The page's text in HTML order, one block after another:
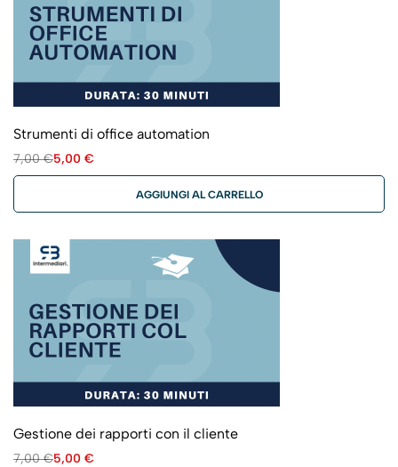
Strumenti di office automation
7,00€5,00 €
AGGIUNGI AL CARRELLO
Gestione dei rapporti con il cliente
7,00€5,00 €